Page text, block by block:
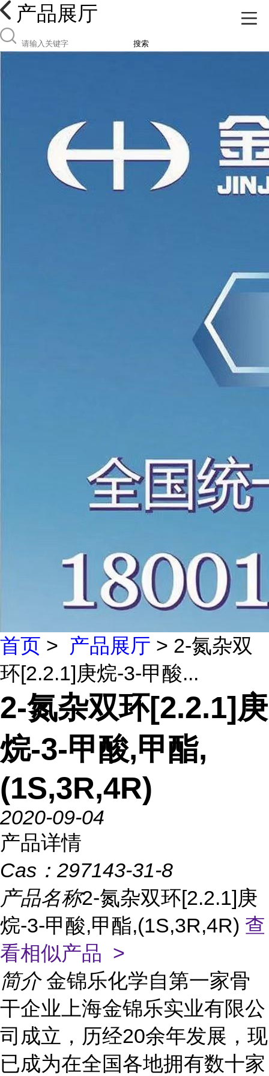
产品展厅
搜索
首页 > 产品展厅 > 2-氮杂双
环[2.2.1]庚烷-3-甲酸...
2-氮杂双环[2.2.1]庚
烷-3-甲酸,甲酯,
(1S,3R,4R)
2020-09-04
产品详情
Cas： 297143-31-8
产品名称2-氮杂双环[2.2.1]庚
烷-3-甲酸,甲酯,(1S,3R,4R) 查
看相似产品 >
简介 金锦乐化学自第一家骨
干企业上海金锦乐实业有限公
司成立，历经20余年发展，现
已成为在全国各地拥有数十家